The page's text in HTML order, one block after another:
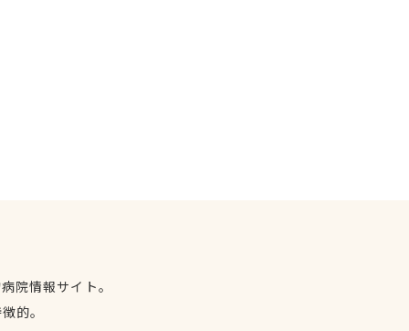
院情報サイト。
的。